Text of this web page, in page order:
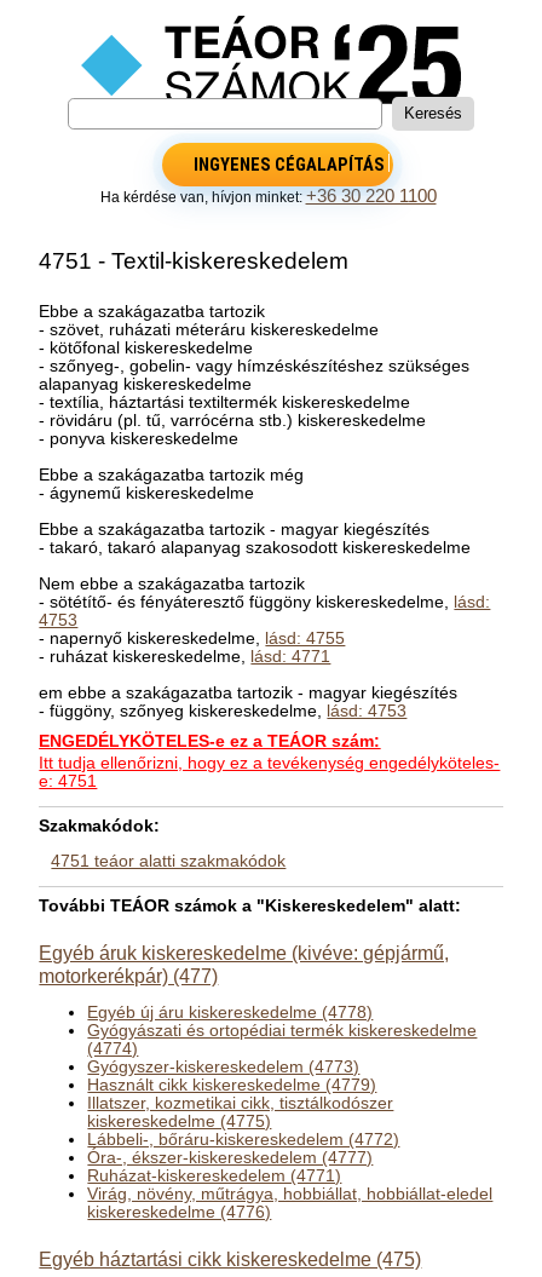
INGYENES CÉGALAPÍTÁS
Ha kérdése van, hívjon minket:+36 30 220 1100
4751 - Textil-kiskereskedelem
Ebbe a szakágazatba tartozik
- szövet, ruházati méteráru kiskereskedelme
- kötőfonal kiskereskedelme
- szőnyeg-, gobelin- vagy hímzéskészítéshez szükséges
alapanyag kiskereskedelme
- textília, háztartási textiltermék kiskereskedelme
- rövidáru (pl. tű, varrócérna stb.) kiskereskedelme
- ponyva kiskereskedelme
Ebbe a szakágazatba tartozik még
- ágynemű kiskereskedelme
Ebbe a szakágazatba tartozik - magyar kiegészítés
- takaró, takaró alapanyag szakosodott kiskereskedelme
Nem ebbe a szakágazatba tartozik
- sötétítő- és fényáteresztő függöny kiskereskedelme, lásd:
4753
- napernyő kiskereskedelme, lásd: 4755
- ruházat kiskereskedelme, lásd: 4771
em ebbe a szakágazatba tartozik - magyar kiegészítés
- függöny, szőnyeg kiskereskedelme, lásd: 4753
ENGEDÉLYKÖTELES-e ez a TEÁOR szám:
Itt tudja ellenőrizni, hogy ez a tevékenység engedélyköteles-
e: 4751
Szakmakódok:
4751 teáor alatti szakmakódok
További TEÁOR számok a "Kiskereskedelem" alatt:
Egyéb áruk kiskereskedelme (kivéve: gépjármű,
motorkerékpár) (477)
Egyéb új áru kiskereskedelme (4778)
Gyógyászati és ortopédiai termék kiskereskedelme
(4774)
Gyógyszer-kiskereskedelem (4773)
Használt cikk kiskereskedelme (4779)
Illatszer, kozmetikai cikk, tisztálkodószer
kiskereskedelme (4775)
Lábbeli-, bőráru-kiskereskedelem (4772)
Óra-, ékszer-kiskereskedelem (4777)
Ruházat-kiskereskedelem (4771)
Virág, növény, műtrágya, hobbiállat, hobbiállat-eledel
kiskereskedelme (4776)
Egyéb háztartási cikk kiskereskedelme (475)